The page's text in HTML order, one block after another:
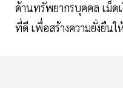
ด้านทรัพยากรบุคคล เม็ด
ที่ดี เพื่อสร้างความยั่งยืน